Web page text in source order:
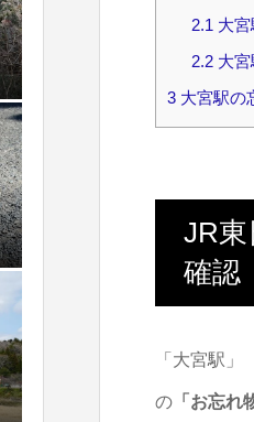
2.1 大
2.2 大
3大宮駅の
JR
確認
「大宮駅」
の「お忘れ